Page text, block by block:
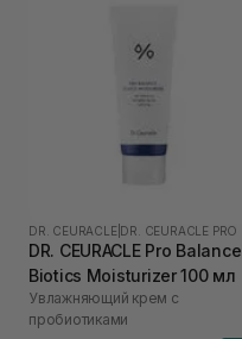
DR. CEURACLE
DR. CEURACLE Pro Balance
Biotics Moisturizer 100 мл
Увлажняющий крем с
пробиотиками